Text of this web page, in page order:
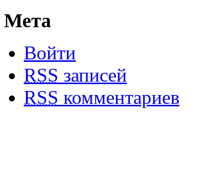
Мета
Войти
RSS записей
RSS комментариев